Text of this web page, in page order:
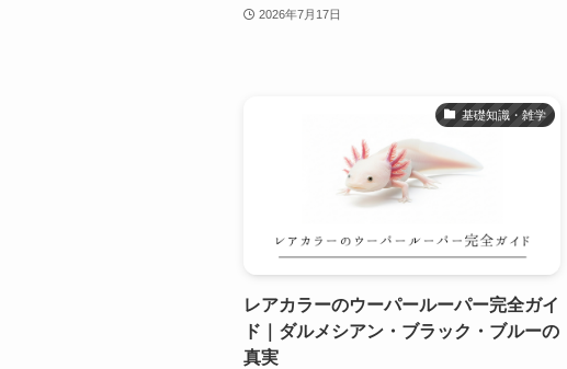
2026年7月17日
基礎知識・雑学
レアカラーのウーパールーパー完全ガイ
ド｜ダルメシアン・ブラック・ブルーの
真実